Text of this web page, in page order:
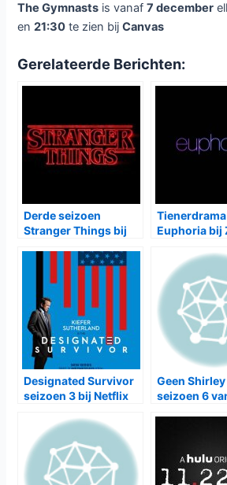
The Gymnasts is vanaf7 december
en21:30 te zien bijCanvas
Gerelateerde Berichten:
Derde seizoen
Stranger Things bij
Tienerdrama
Euphoria bij
Designated Survivor
seizoen 3 bij Netflix
Geen
seizoen 6